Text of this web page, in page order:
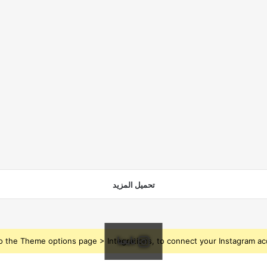
تحميل المزيد
تابعنا
the Theme options page > Integrations, to connect your Instagram